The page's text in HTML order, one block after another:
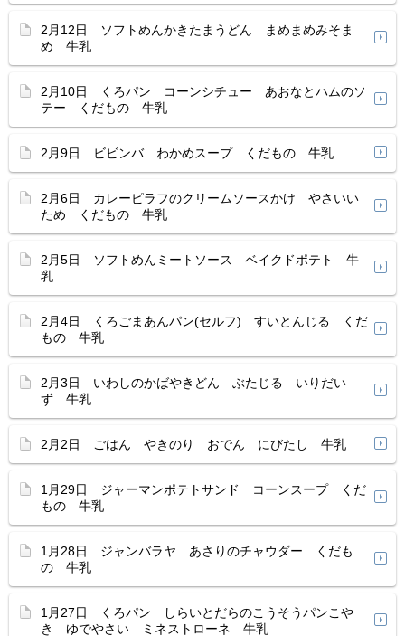
2月12日 ソフトめんかきたまうどん まめまめみそま
め 牛乳
2月10日 くろパン コーンシチュー あおなとハムのソ
テー くだもの 牛乳
2月9日 ビビンバ わかめスープ くだもの 牛乳
2月6日 カレーピラフのクリームソースかけ やさいい
ため くだもの 牛乳
2月5日 ソフトめんミートソース ベイクドポテト 牛
乳
2月4日 くろごまあんパン(セルフ) すいとんじる くだ
もの 牛乳
2月3日 いわしのかばやきどん ぶたじる いりだい
ず 牛乳
2月2日 ごはん やきのり おでん にびたし 牛乳
1月29日 ジャーマンポテトサンド コーンスープ くだ
もの 牛乳
1月28日 ジャンバラヤ あさりのチャウダー くだも
の 牛乳
1月27日 くろパン しらいとだらのこうそうパンこや
き ゆでやさい ミネストローネ 牛乳